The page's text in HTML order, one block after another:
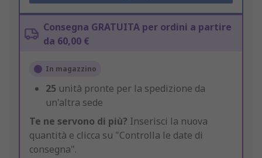
Consegna GRATUITA per ordini a partire
da 60,00 €
In magazzino
25 unità pronte per la spedizione da
un'altra sede
Te ne servono di più? Inserisci la nuova
quantità e clicca su "Controlla le date di
consegna".